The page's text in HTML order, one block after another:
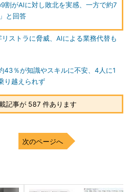
割がAIに対し敗北を実感、一方で約7
と回答
ストラに脅威、AIによる業務代替も
43％が知識やスキルに不安、4人に1
り越えられず
記事が 587 件あります
次のページへ